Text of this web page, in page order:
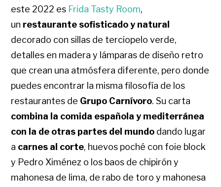
este 2022 es Frida Tasty Room,
un restaurante sofisticado y natural
decorado con sillas de terciopelo verde,
detalles en madera y lámparas de diseño retro
que crean una atmósfera diferente, pero donde
puedes encontrar la misma filosofía de los
restaurantes de Grupo Carnívoro. Su carta
combina la comida española y mediterránea
con la de otras partes del mundo dando lugar
a carnes al corte, huevos poché con foie block
y Pedro Ximénez o los baos de chipirón y
mahonesa de lima, de rabo de toro y mahonesa